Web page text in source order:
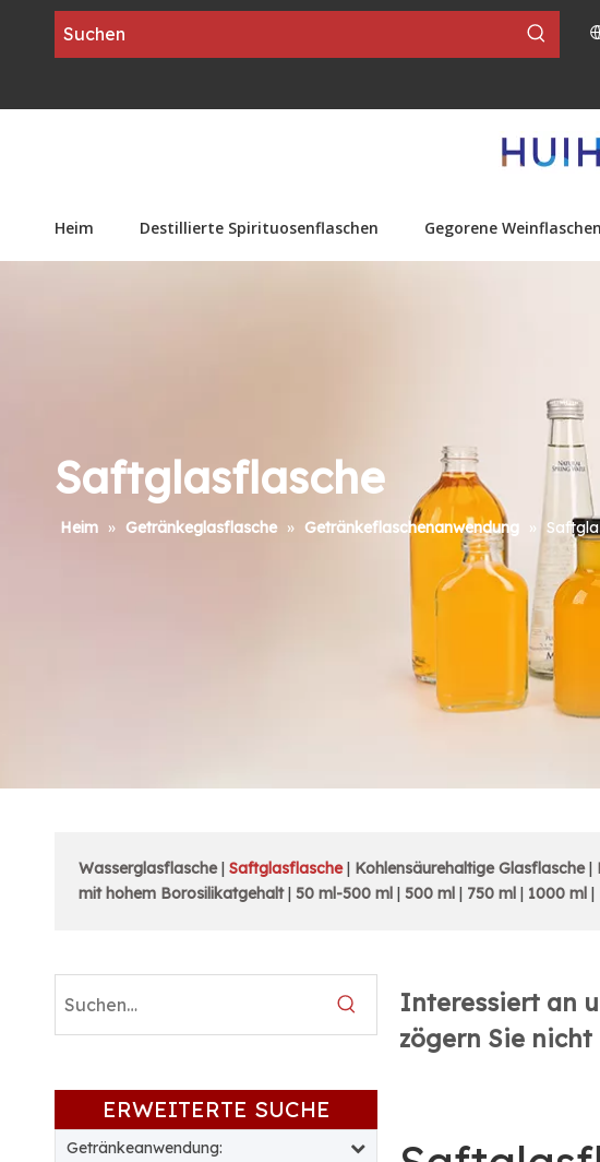
Heim Destillierte Spirituosenflaschen Gegorene Weinflaschen
Saftglasflasche
Heim » Getränkeglasflasche » Getränkeflaschenanwendung »
Wasserglasflasche | Saftglasflasche | Kohlensäurehaltige Glasflasche |
mit hohem Borosilikatgehalt | 50 ml-500 ml | 500 ml | 750 ml | 1000 ml |
Interessiert an
zögern Sie nicht
ERWEITERTE SUCHE
Getränkeanwendung: